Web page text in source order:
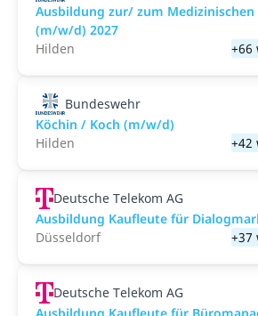
Ausbildung zur/ zum Medizinischen
(m/w/d) 2027
Hilden
+66
Bundeswehr
Köchin / Koch (m/w/d)
Hilden
+42
Deutsche Telekom AG
Ausbildung Kaufleute für
Düsseldorf
+37
Deutsche Telekom AG